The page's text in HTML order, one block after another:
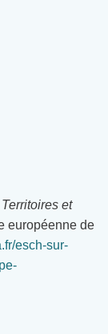
et
européenne de
esch-sur-